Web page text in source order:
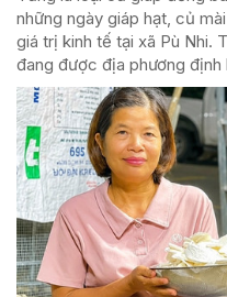
những ngày giáp hạt, củ
giá trị kinh tế tại xã Pù Nhi.
đang được địa phương định